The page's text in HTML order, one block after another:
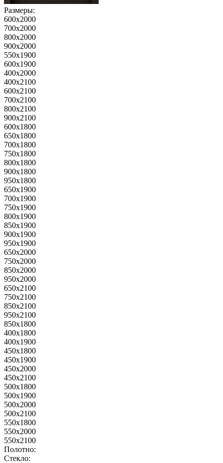
Размеры:
600x2000
700x2000
800x2000
900x2000
550x1900
600x1900
400x2000
400x2100
600x2100
700x2100
800x2100
900x2100
600x1800
650x1800
700x1800
750x1800
800x1800
900x1800
950x1800
650x1900
700x1900
750x1900
800x1900
850x1900
900x1900
950x1900
650x2000
750x2000
850x2000
950x2000
650x2100
750x2100
850x2100
950x2100
850x1800
400x1800
400x1900
450x1800
450x1900
450x2000
450x2100
500x1800
500x1900
500x2000
500x2100
550x1800
550x2000
550x2100
Полотно:
Стекло: